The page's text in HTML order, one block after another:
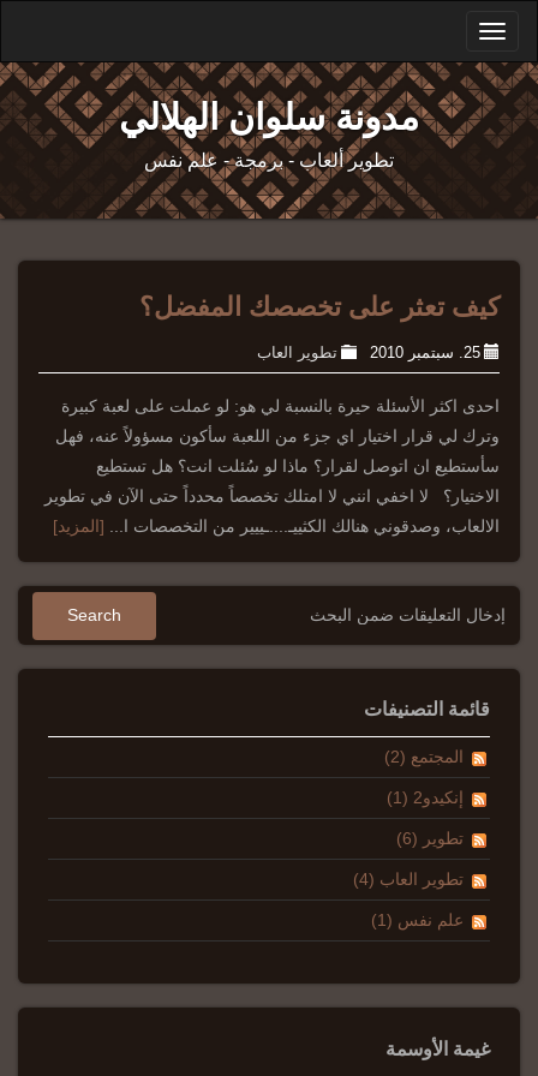
Toggle
navigation
مدونة سلوان الهلالي
تطوير ألعاب - برمجة - علم نفس
كيف تعثر على تخصصك المفضل؟
25. سبتمبر 2010 تطوير العاب
احدى اكثر الأسئلة حيرة بالنسبة لي هو: لو عملت على لعبة كبيرة
وترك لي قرار اختيار اي جزء من اللعبة سأكون مسؤولاً عنه، فهل
سأستطيع ان اتوصل لقرار؟ ماذا لو سُئلت انت؟ هل تستطيع
الاختيار؟ لا اخفي انني لا امتلك تخصصاً محدداً حتى الآن في تطوير
الالعاب، وصدقوني هنالك الكثييـ....ـييير من التخصصات ا... [المزيد]
قائمة التصنيفات
المجتمع (2)
إنكيدو2 (1)
تطوير (6)
تطوير العاب (4)
علم نفس (1)
غيمة الأوسمة